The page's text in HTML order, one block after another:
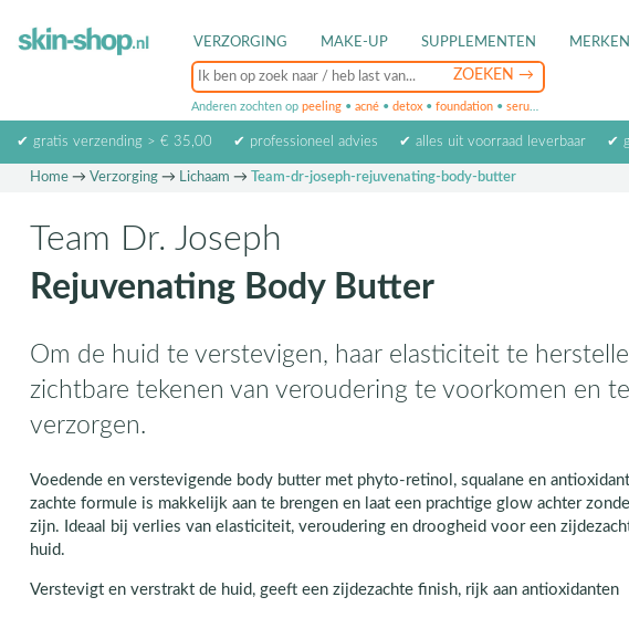
VERZORGING MAKE-UP SUPPLEMENTEN MERKEN
Anderen zochten op peeling • acné • detox • foundation • serum
✔ gratis verzending > € 35,00 ✔ professioneel advies ✔ alles uit voorraad leverbaar ✔
Home→ Verzorging→ Lichaam → Team-dr-joseph-rejuvenating-body-butter
Team Dr. Joseph
Rejuvenating Body Butter
Om de huid te verstevigen, haar elasticiteit te
zichtbare tekenen van veroudering te voorkomen en te
verzorgen.
Voedende en verstevigende body butter met phyto-retinol, squalane en
zachte formule is makkelijk aan te brengen en laat een prachtige glow achter
zijn. Ideaal bij verlies van elasticiteit, veroudering en droogheid voor een
huid.
Verstevigt en verstrakt de huid, geeft een zijdezachte finish, rijk aan antioxidanten